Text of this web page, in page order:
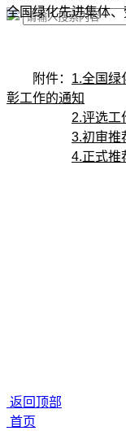
全国绿化先进集体、
附件： 1.全国绿
彰工作的通知
2.评选工
3.初审推
4.正式推
返回顶部
首页